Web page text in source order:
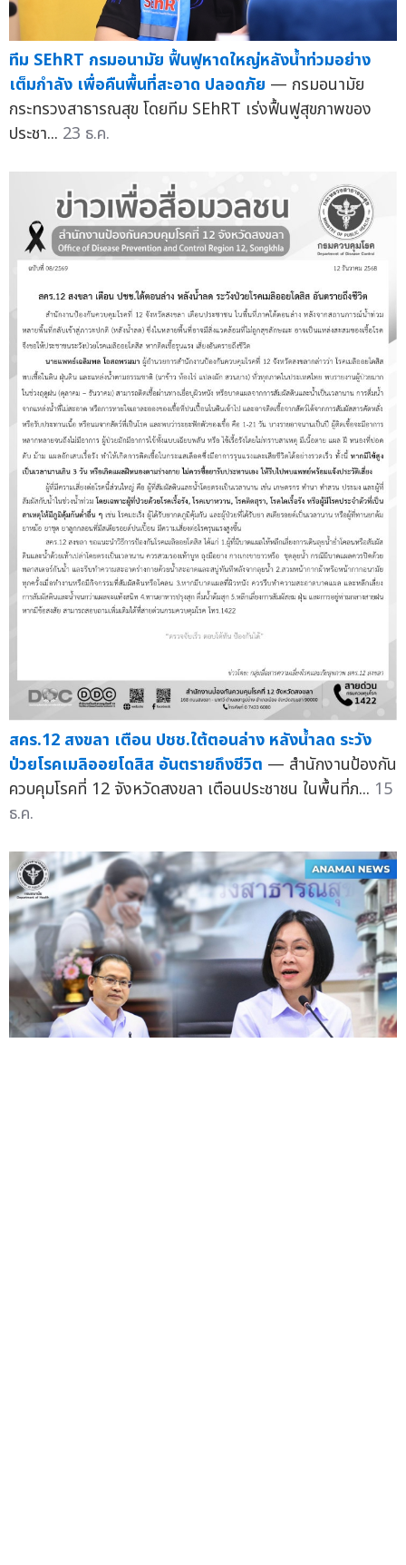
ทีม SEhRT กรมอนามัย ฟื้นฟูหาดใหญ่หลังน้ำท่วมอย่าง
เต็มกำลัง เพื่อคืนพื้นที่สะอาด ปลอดภัย — กรมอนามัย
กระทรวงสาธารณสุข โดยทีม SEhRT เร่งฟื้นฟูสุขภาพของ
ประชา... 23 ธ.ค.
สคร.12 สงขลา เตือน ปชช.ใต้ตอนล่าง หลังน้ำลด ระวัง
ป่วยโรคเมลิออยโดสิส อันตรายถึงชีวิต — สำนักงานป้องกัน
ควบคุมโรคที่ 12 จังหวัดสงขลา เตือนประชาชน ในพื้นที่ภ... 15
ธ.ค.